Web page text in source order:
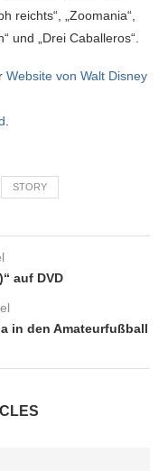
reichts“, „Zoomania“,
und „Drei Caballeros“.
Website von Walt Disney
STORY
auf DVD
in den Amateurfußball